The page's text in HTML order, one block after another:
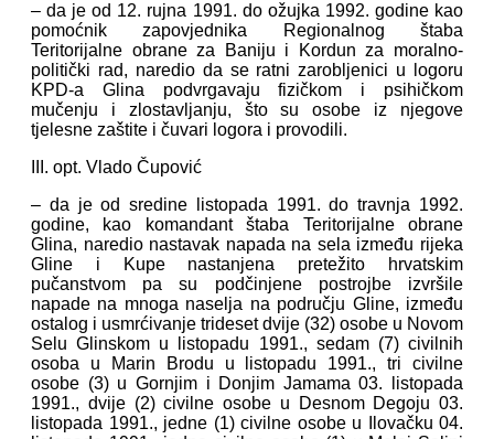
– da je od 12. rujna 1991. do ožujka 1992. godine kao
pomoćnik zapovjednika Regionalnog štaba
Teritorijalne obrane za Baniju i Kordun za moralno-
politički rad, naredio da se ratni zarobljenici u logoru
KPD-a Glina podvrgavaju fizičkom i psihičkom
mučenju i zlostavljanju, što su osobe iz njegove
tjelesne zaštite i čuvari logora i provodili.
III. opt. Vlado Čupović
– da je od sredine listopada 1991. do travnja 1992.
godine, kao komandant štaba Teritorijalne obrane
Glina, naredio nastavak napada na sela između rijeka
Gline i Kupe nastanjena pretežito hrvatskim
pučanstvom pa su podčinjene postrojbe izvršile
napade na mnoga naselja na području Gline, između
ostalog i usmrćivanje trideset dvije (32) osobe u Novom
Selu Glinskom u listopadu 1991., sedam (7) civilnih
osoba u Marin Brodu u listopadu 1991., tri civilne
osobe (3) u Gornjim i Donjim Jamama 03. listopada
1991., dvije (2) civilne osobe u Desnom Degoju 03.
listopada 1991., jedne (1) civilne osobe u Ilovačku 04.